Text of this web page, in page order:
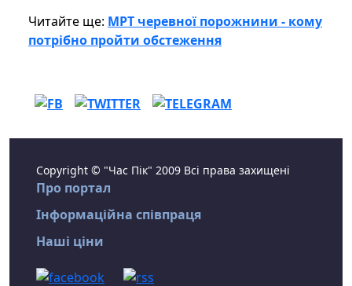
Читайте ще: МРТ черевної порожнини - кому
потрібно пройти обстеження
Copyright © "Час Пік" 2009 Всі права захищені
Про портал
Інформаційна співпраця
Наші ціни